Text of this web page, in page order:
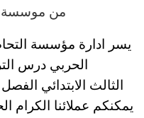
من موسسة
يسر ادارة مؤسسة
الحربي درس
الثالث الابتدائي الفصل
يمكنكم عملائنا الكرام